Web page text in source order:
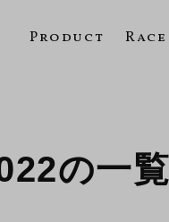
Product Race
の一覧